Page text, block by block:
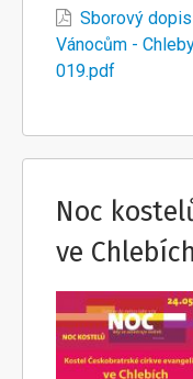
Sborový
Vánocům -
019.pdf
Noc
ve Chlebích